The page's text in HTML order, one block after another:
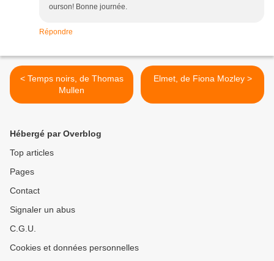
ourson! Bonne journée.
Répondre
< Temps noirs, de Thomas
Mullen
Elmet, de Fiona Mozley >
Hébergé par Overblog
Top articles
Pages
Contact
Signaler un abus
C.G.U.
Cookies et données personnelles